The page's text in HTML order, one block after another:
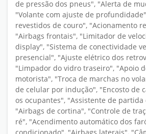
de pressão dos pneus", "Alerta de
"Volante com ajuste de
revestidos de couro", "Acionamento
"Airbags frontais", "Limitador de
display", "Sistema de conectividade
presencial", "Ajuste elétrico dos
"Limpador do vidro traseiro", "Apoio
motorista", "Troca de marchas no
de celular por indução", "Encosto de
os ocupantes", "Assistente de partida
"Airbags de cortina", "Controle de
ré", "Acendimento automático dos